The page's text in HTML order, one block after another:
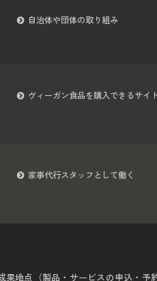
自治体や団体の取り組み
ヴィーガン食品を購入できるサイト
家事代行スタッフとして働く
地点（製品・サービスの申込・予